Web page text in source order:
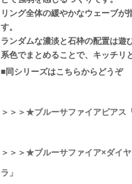
リング全体の緩やかなウェーブが
す。
ランダムな濃淡と石枠の配置は遊
系色でまとめることで、キッチリ
■同シリーズはこちらからどうぞ
＞＞＞★ブルーサファイアピアス
＞＞＞★ブルーサファイア×ダイ
ラ」